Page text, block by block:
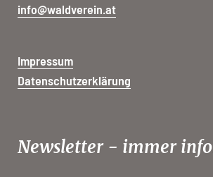
info@waldverein.at
Impressum
Datenschutzerklärung
Newsletter - immer